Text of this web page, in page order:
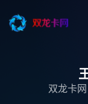
双龙卡